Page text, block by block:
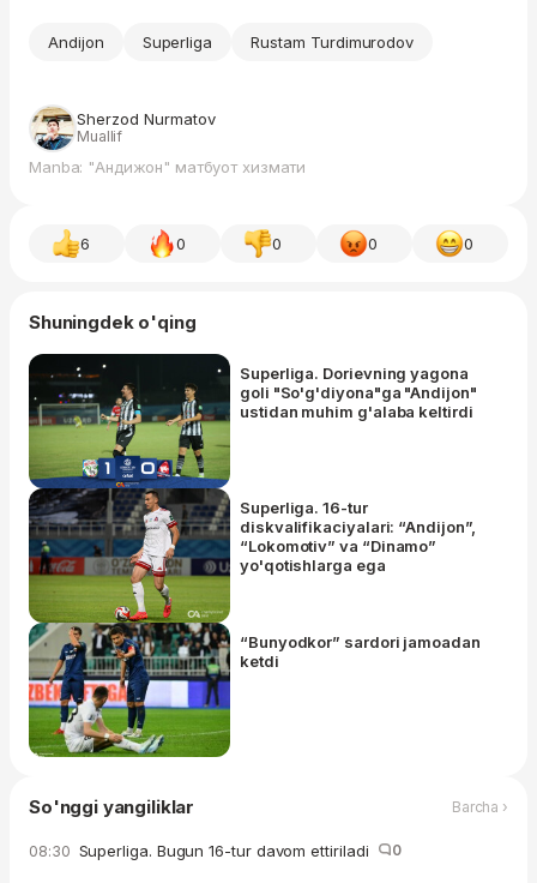
Andijon Superliga Rustam Turdimurodov
Sherzod Nurmatov
Muallif
Manba: "Андижон" матбуот хизмати
6 0 0 0 0
Shuningdek o'qing
Superliga. Dorievning yagona
goli "So'g'diyona"ga "Andijon"
ustidan muhim g'alaba keltirdi
Superliga. 16-tur
diskvalifikaciyalari: “Andijon”,
“Lokomotiv” va “Dinamo”
yo'qotishlarga ega
“Bunyodkor” sardori jamoadan
ketdi
So'nggi yangiliklar Barcha ›
08:30 Superliga. Bugun 16-tur davom ettiriladi 0